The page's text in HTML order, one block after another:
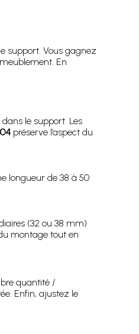
support. Vous gagnez
En
le support. Les
préserve l’aspect du
longueur de 38 à 50
(32 ou 38 mm)
montage tout en
quantité /
Enfin, ajustez le